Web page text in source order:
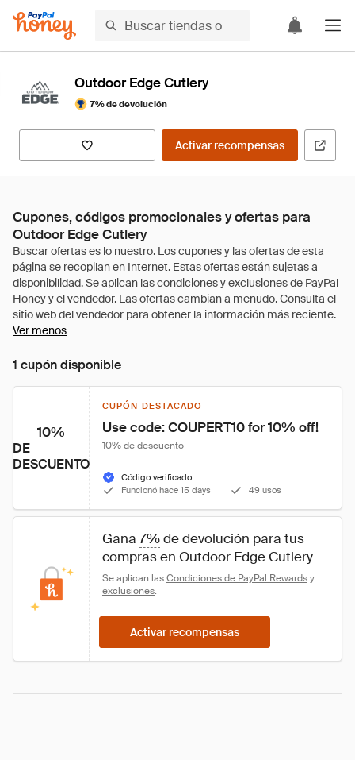
Outdoor Edge Cutlery
7% de devolución
Activar recompensas
Cupones, códigos promocionales y ofertas para
Outdoor Edge Cutlery
Ver menos
1 cupón disponible
10%
DE
DESCUENTO
CUPÓN DESTACADO
Use code: COUPERT10 for 10% off!
10% de descuento
Código verificado
Funcionó hace 15 days
49 usos
Gana 7% de devolución para tus
compras en Outdoor Edge Cutlery
Se aplican las Condiciones de PayPal Rewards y
exclusiones.
Activar recompensas